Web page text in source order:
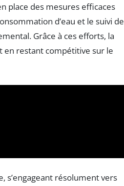
place des mesures efficaces
d’eau et le suivi de
Grâce à ces efforts, la
en restant compétitive sur le
s’engageant résolument vers